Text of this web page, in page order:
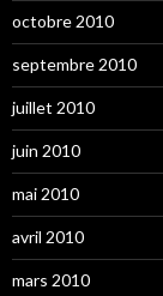
octobre 2010
septembre 2010
juillet 2010
juin 2010
mai 2010
avril 2010
mars 2010